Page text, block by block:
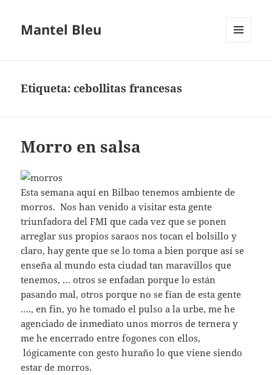
Mantel Bleu
Etiqueta:cebollitas francesas
Morro en salsa
Esta semana aquí en Bilbao tenemos ambiente de
morros. Nos han venido a visitar esta gente
triunfadora del FMI que cada vez que se ponen
arreglar sus propios saraos nos tocan el bolsillo y
claro, hay gente que se lo toma a bien porque así se
enseña al mundo esta ciudad tan maravillos que
tenemos, … otros se enfadan porque lo están
pasando mal, otros porque no se fían de esta gente
…., en fin, yo he tomado el pulso a la urbe, me he
agenciado de inmediato unos morros de ternera y
me he encerrado entre fogones con ellos,
lógicamente con gesto huraño lo que viene siendo
estar de morros.